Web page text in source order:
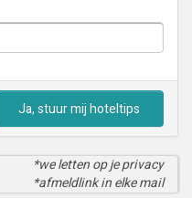
Ja, stuur mij hoteltips
*we letten op je privacy
*afmeldlink in elke mail